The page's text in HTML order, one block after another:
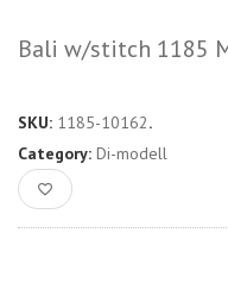
Bali w/stitch 1185
SKU: 1185-10162.
Category: Di-modell